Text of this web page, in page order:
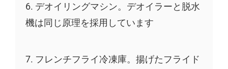
6. デオイリングマシン。デオイラーと脱水
機は同じ原理を採用しています
7. フレンチフライ冷凍庫。揚げたフライド